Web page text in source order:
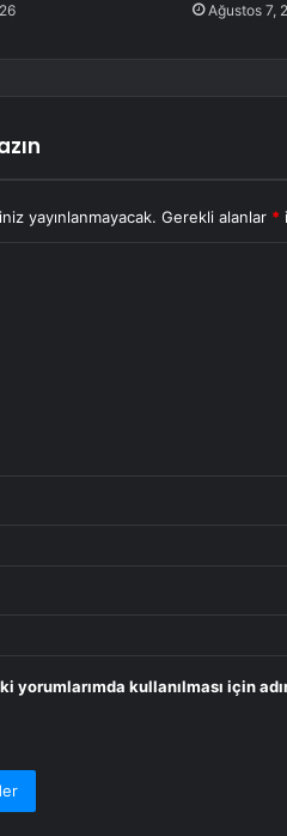
Ağustos 7,
yayınlanmayacak. Gerekli alanlar *
yorumlarımda kullanılması için